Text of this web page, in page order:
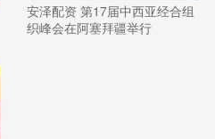
安泽配资 第17届中西亚经合组
织峰会在阿塞拜疆举行